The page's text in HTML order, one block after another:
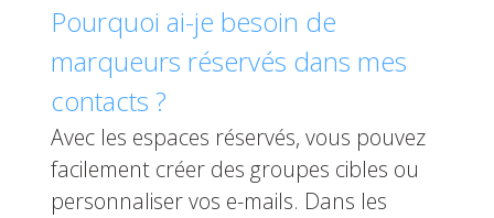
Pourquoi ai-je besoin de
marqueurs réservés dans mes
contacts ?
Avec les espaces réservés, vous pouvez
facilement créer des groupes cibles ou
personnaliser vos e-mails. Dans les